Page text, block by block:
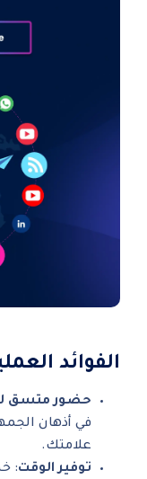
الفوائد
حضور متسق
في أذهان
علامتك.
توفير الوقت: